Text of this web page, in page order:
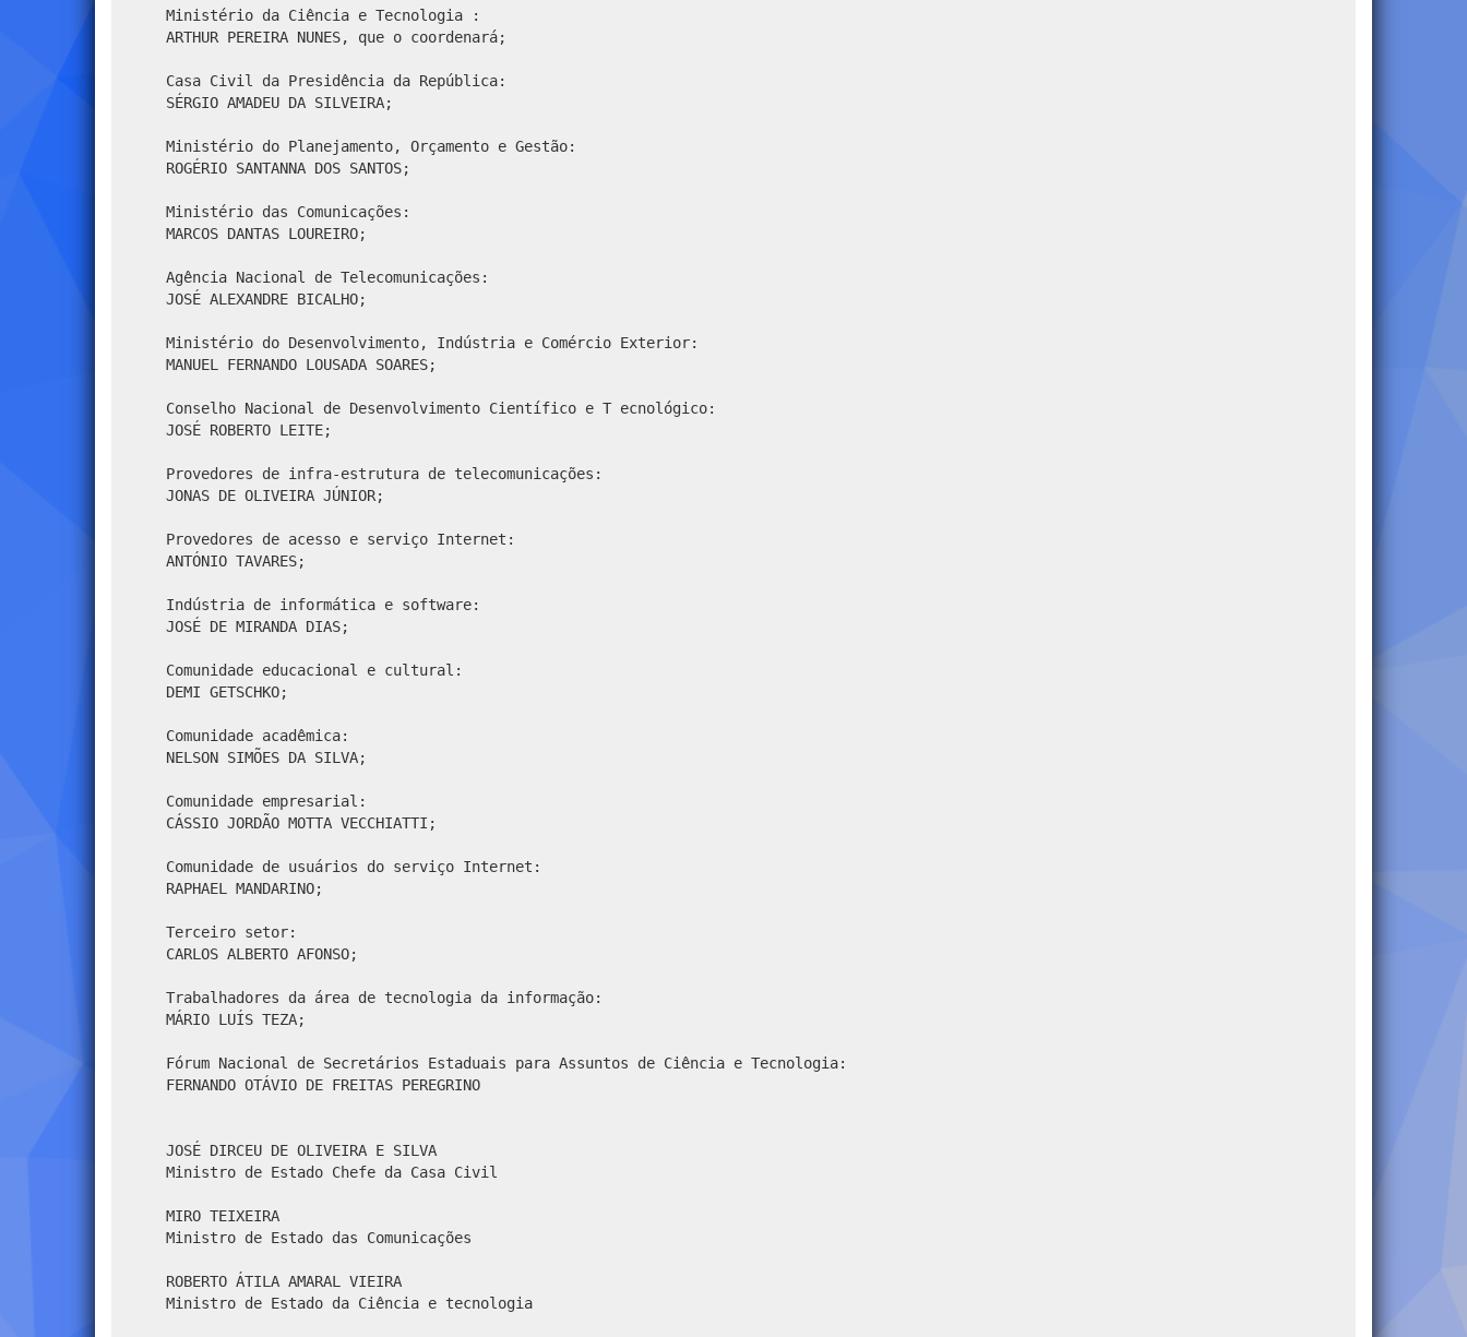
Ministério da Ciência e Tecnologia :
ARTHUR PEREIRA NUNES, que o coordenará;
Casa Civil da Presidência da República:
SÉRGIO AMADEU DA SILVEIRA;
Ministério do Planejamento, Orçamento e Gestão:
ROGÉRIO SANTANNA DOS SANTOS;
Ministério das Comunicações:
MARCOS DANTAS LOUREIRO;
Agência Nacional de Telecomunicações:
JOSÉ ALEXANDRE BICALHO;
Ministério do Desenvolvimento, Indústria e Comércio Exterior:
MANUEL FERNANDO LOUSADA SOARES;
Conselho Nacional de Desenvolvimento Científico e T ecnológico:
JOSÉ ROBERTO LEITE;
Provedores de infra-estrutura de telecomunicações:
JONAS DE OLIVEIRA JÚNIOR;
Provedores de acesso e serviço Internet:
ANTÓNIO TAVARES;
Indústria de informática e software:
JOSÉ DE MIRANDA DIAS;
Comunidade educacional e cultural:
DEMI GETSCHKO;
Comunidade acadêmica:
NELSON SIMÕES DA SILVA;
Comunidade empresarial:
CÁSSIO JORDÃO MOTTA VECCHIATTI;
Comunidade de usuários do serviço Internet:
RAPHAEL MANDARINO;
Terceiro setor:
CARLOS ALBERTO AFONSO;
Trabalhadores da área de tecnologia da informação:
MÁRIO LUÍS TEZA;
Fórum Nacional de Secretários Estaduais para Assuntos de Ciência e Tecnologia:
FERNANDO OTÁVIO DE FREITAS PEREGRINO
JOSÉ DIRCEU DE OLIVEIRA E SILVA
Ministro de Estado Chefe da Casa Civil
MIRO TEIXEIRA
Ministro de Estado das Comunicações
ROBERTO ÁTILA AMARAL VIEIRA
Ministro de Estado da Ciência e tecnologia